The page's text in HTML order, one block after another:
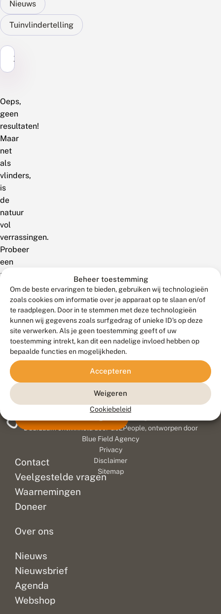
Beheer toestemming
Om de beste ervaringen te bieden, gebruiken wij technologieën
zoals cookies om informatie over je apparaat op te slaan en/of
te raadplegen. Door in te stemmen met deze technologieën
kunnen wij gegevens zoals surfgedrag of unieke ID's op deze
site verwerken. Als je geen toestemming geeft of uw
toestemming intrekt, kan dit een nadelige invloed hebben op
bepaalde functies en mogelijkheden.
Accepteren
Weigeren
Cookiebeleid
Nieuws
Tuinvlindertelling
Zoek...
Oeps,
geen
resultaten!
Maar
net
als
vlinders,
is
de
natuur
vol
verrassingen.
Probeer
een
andere
zoekterm!
Contact
Veelgestelde vragen
Waarnemingen
Doneer
Over ons
Nieuws
Nieuwsbrief
Agenda
Webshop
Duurzaam ontwikkeld door
Go2People, ontworpen door
Blue Field Agency
Privacy
Disclaimer
Sitemap